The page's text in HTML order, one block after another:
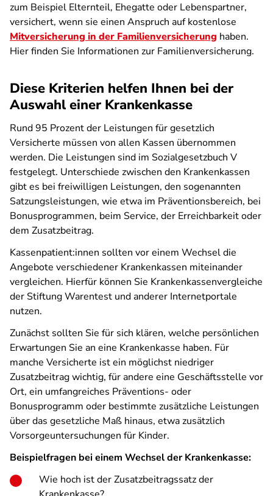
zum Beispiel Elternteil, Ehegatte oder Lebenspartner,
versichert, wenn sie einen Anspruch auf kostenlose
Mitversicherung in der Familienversicherung haben.
Hier finden Sie Informationen zur Familienversicherung.
Diese Kriterien helfen Ihnen bei der
Auswahl einer Krankenkasse
Rund 95 Prozent der Leistungen für gesetzlich
Versicherte müssen von allen Kassen übernommen
werden. Die Leistungen sind im Sozialgesetzbuch V
festgelegt. Unterschiede zwischen den Krankenkassen
gibt es bei freiwilligen Leistungen, den sogenannten
Satzungsleistungen, wie etwa im Präventionsbereich, bei
Bonusprogrammen, beim Service, der Erreichbarkeit oder
dem Zusatzbeitrag.
Kassenpatient:innen sollten vor einem Wechsel die
Angebote verschiedener Krankenkassen miteinander
vergleichen. Hierfür können Sie Krankenkassenvergleiche
der Stiftung Warentest und anderer Internetportale
nutzen.
Zunächst sollten Sie für sich klären, welche persönlichen
Erwartungen Sie an eine Krankenkasse haben. Für
manche Versicherte ist ein möglichst niedriger
Zusatzbeitrag wichtig, für andere eine Geschäftsstelle vor
Ort, ein umfangreiches Präventions- oder
Bonusprogramm oder bestimmte zusätzliche Leistungen
über das gesetzliche Maß hinaus, etwa zusätzlich
Vorsorgeuntersuchungen für Kinder.
Beispielfragen bei einem Wechsel der Krankenkasse:
Wie hoch ist der Zusatzbeitragssatz der